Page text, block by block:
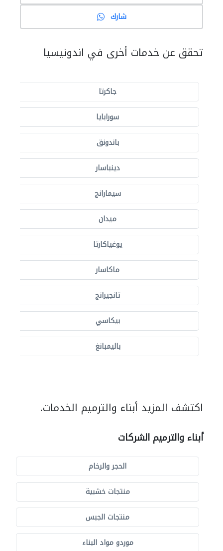
شارك
تحقق عن خدمات أخرى في اندونيسيا
جاكرتا
سورابايا
باندونق
دينباسار
سيمارانج
ميدان
يوغياكارتا
ماكاسار
تانجيرانج
بيكاسي
باليمبانغ
اكتشف المزيد أبناء والترميم الخدمات.
أبناء والترميم الشركات
الحجر والرخام
منتجات خشبية
منتجات الجبس
موردو مواد البناء